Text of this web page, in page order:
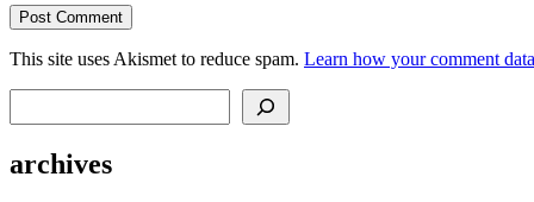
This site uses Akismet to reduce spam. Learn how your comment
archives